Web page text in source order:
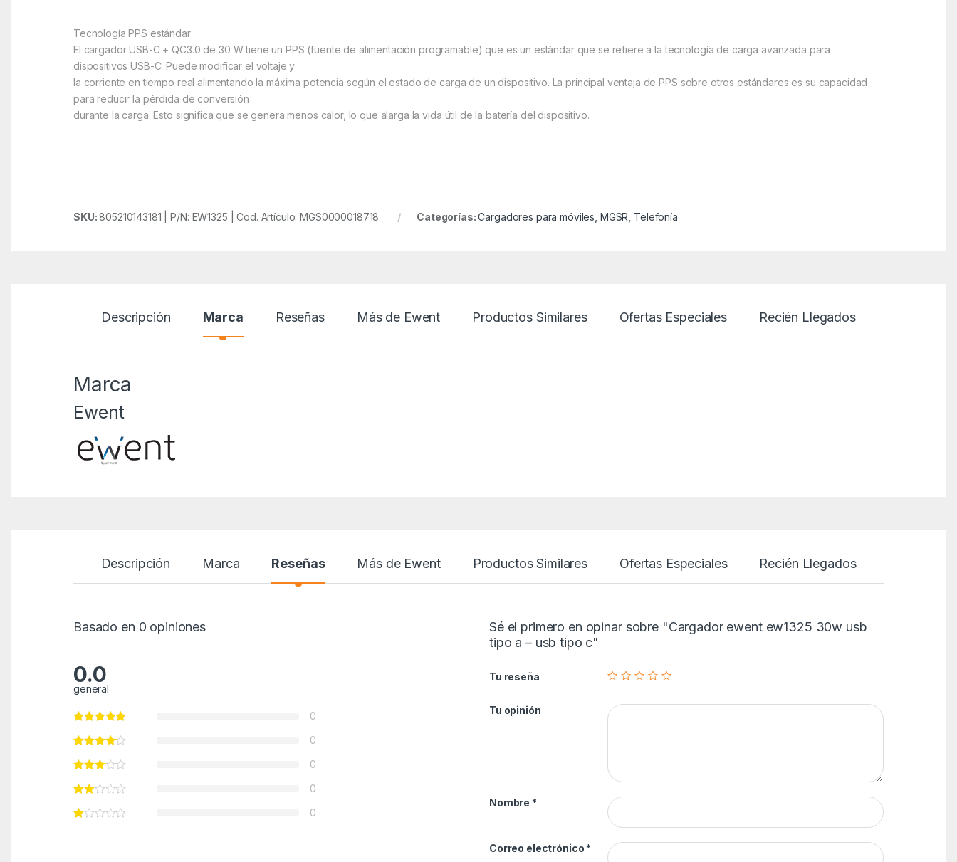
Tecnología PPS estándar
El cargador USB-C + QC3.0 de 30 W tiene un PPS (fuente de alimentación programable) que es un estándar que se refiere a la tecnología de carga avanzada para
dispositivos USB-C. Puede modificar el voltaje y
la corriente en tiempo real alimentando la máxima potencia según el estado de carga de un dispositivo. La principal ventaja de PPS sobre otros estándares es su capacidad
para reducir la pérdida de conversión
durante la carga. Esto significa que se genera menos calor, lo que alarga la vida útil de la batería del dispositivo.
SKU:805210143181 | P/N: EW1325 | Cod. Artículo: MGS0000018718 Categorías:Cargadores para móviles MGSR Telefonía
Descripción Marca Reseñas Más de Ewent Productos Similares Ofertas Especiales Recién Llegados
Marca
Ewent
Descripción Marca Reseñas Más de Ewent Productos Similares Ofertas Especiales Recién Llegados
Basado en 0 opiniones
0.0
general
0
0
0
0
0
Sé el primero en opinar sobre "Cargador ewent ew1325 30w usb
tipo a – usb tipo c"
Tu reseña
Tu opinión
Nombre *
Correo electrónico *